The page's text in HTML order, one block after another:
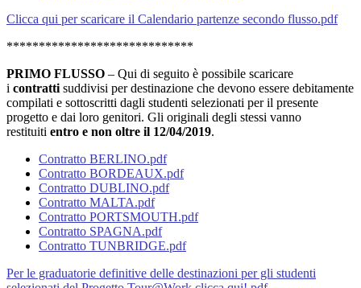
Clicca qui per scaricare il Calendario partenze secondo flusso.pdf
*****************************
PRIMO FLUSSO – Qui di seguito è possibile scaricare
i contratti suddivisi per destinazione che devono essere debitamente
compilati e sottoscritti dagli studenti selezionati per il presente
progetto e dai loro genitori. Gli originali degli stessi vanno
restituiti entro e non oltre il 12/04/2019.
Contratto BERLINO.pdf
Contratto BORDEAUX.pdf
Contratto DUBLINO.pdf
Contratto MALTA.pdf
Contratto PORTSMOUTH.pdf
Contratto SPAGNA.pdf
Contratto TUNBRIDGE.pdf
Per le graduatorie definitive delle destinazioni per gli studenti